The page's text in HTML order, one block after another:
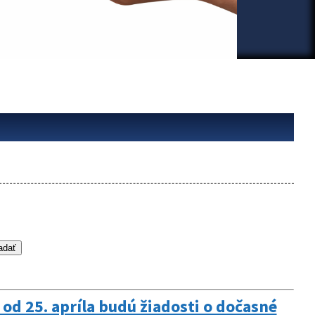
25. apríla budú žiadosti o dočasné